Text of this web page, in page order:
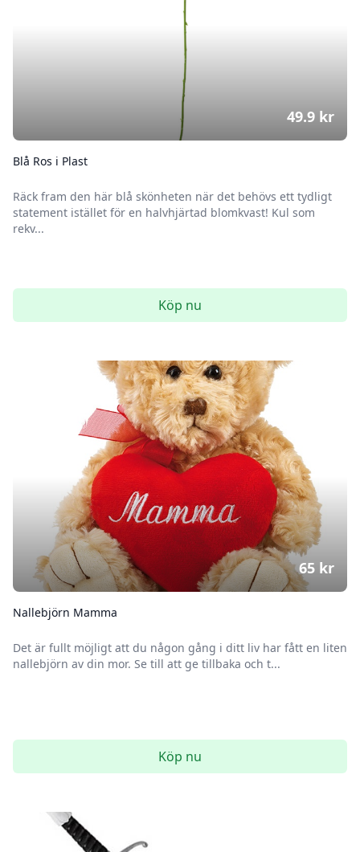
Blå Ros i Plast
Räck fram den här blå skönheten när det behövs ett tydligt
statement istället för en halvhjärtad blomkvast! Kul som
rekv...
49.9 kr
Köp nu
Nallebjörn Mamma
Det är fullt möjligt att du någon gång i ditt liv har fått en liten
nallebjörn av din mor. Se till att ge tillbaka och t...
65 kr
Köp nu